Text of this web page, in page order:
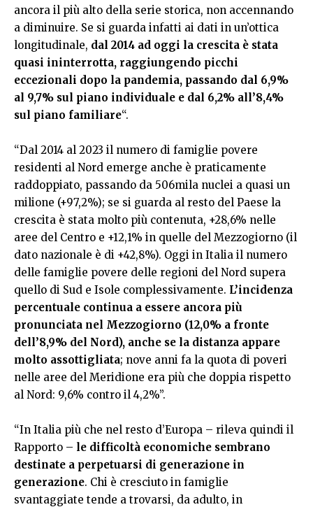
ancora il più alto della serie storica, non accennando
a diminuire. Se si guarda infatti ai dati in un’ottica
longitudinale, dal 2014 ad oggi la crescita è stata
quasi ininterrotta, raggiungendo picchi
eccezionali dopo la pandemia, passando dal 6,9%
al 9,7% sul piano individuale e dal 6,2% all’8,4%
sul piano familiare“.
“Dal 2014 al 2023 il numero di famiglie povere
residenti al Nord emerge anche è praticamente
raddoppiato, passando da 506mila nuclei a quasi un
milione (+97,2%); se si guarda al resto del Paese la
crescita è stata molto più contenuta, +28,6% nelle
aree del Centro e +12,1% in quelle del Mezzogiorno (il
dato nazionale è di +42,8%). Oggi in Italia il numero
delle famiglie povere delle regioni del Nord supera
quello di Sud e Isole complessivamente. L’incidenza
percentuale continua a essere ancora più
pronunciata nel Mezzogiorno (12,0% a fronte
dell’8,9% del Nord), anche se la distanza appare
molto assottigliata; nove anni fa la quota di poveri
nelle aree del Meridione era più che doppia rispetto
al Nord: 9,6% contro il 4,2%”.
“In Italia più che nel resto d’Europa – rileva quindi il
Rapporto – le difficoltà economiche sembrano
destinate a perpetuarsi di generazione in
generazione. Chi è cresciuto in famiglie
svantaggiate tende a trovarsi, da adulto, in